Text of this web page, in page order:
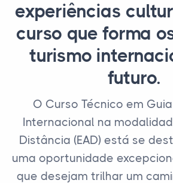
experiências
curso que forma
turismo
futuro.
O Curso Técnico em
Internacional na
Distância (EAD) está se
uma oportunidade
que desejam trilhar um